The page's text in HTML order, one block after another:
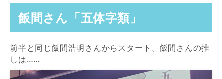
飯間さん「五体字類」
前半と同じ飯間浩明さんからスタート。飯間さんの推
しは……